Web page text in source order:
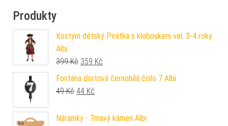
Produkty
Kostým dětský Pirátka s kloboukem vel. 3-4 roky
Albi
399Kč Původní cena byla: 399 Kč.
359 Kč
Fontána dortová černobílá číslo 7 Albi
49Kč Původní cena byla: 49 Kč.
44 Kč
Náramky - Tmavý kámen Albi